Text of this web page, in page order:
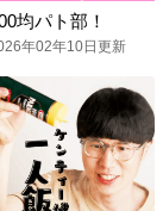
均パト部！
年02年10日更新